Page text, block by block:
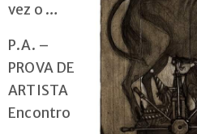
vez o …
P.A. –
PROVA DE
ARTISTA
Encontro